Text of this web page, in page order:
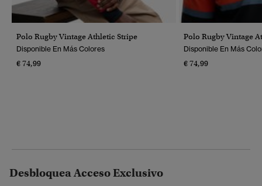
Polo Rugby Vintage Athletic Stripe
Disponible En Más Colores
€ 74,99
Polo Rugby Vintage
Disponible En Más
€ 74,99
Desbloquea Acceso Exclusivo